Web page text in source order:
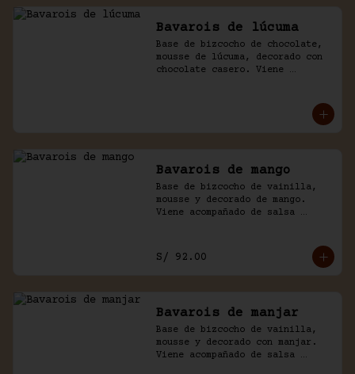
Bavarois de lúcuma
Base de bizcocho de chocolate,
mousse de lúcuma, decorado con
chocolate casero. Viene
Bavarois de mango
Base de bizcocho de vainilla,
mousse y decorado de mango.
Viene acompañado de salsa
S/ 92.00
Bavarois de manjar
Base de bizcocho de vainilla,
mousse y decorado con manjar.
Viene acompañado de salsa